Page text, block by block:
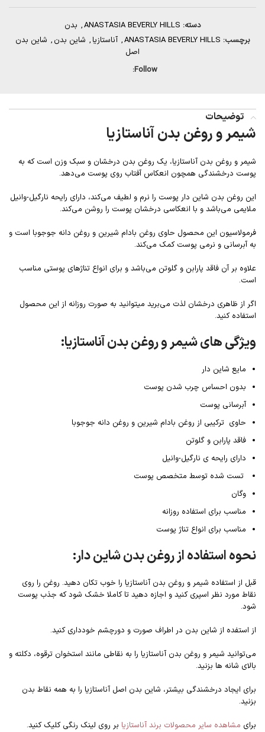
دسته: ANASTASIA BEVERLY HILLS
, بدن
برچسب: ANASTASIA BEVERLY HILLS
, آناستازیا , شاین بدن , شاین بدن
اصل
Follow:
توضیحات
شیمر و روغن بدن آناستازیا
شیمر و روغن بدن آناستازیا، یک روغن بدن درخشان و سبک وزن است که به
پوست درخشندگی همچون انعکاس آفتاب روی پوست می‌دهد.
این روغن بدن شاین دار پوست را نرم و لطیف می‌کند، دارای رایحه نارگیل-وانیل
ملایمی می‌باشد و با انعکاسی درخشان پوست را روشن می‌کند.
فرمولاسیون این محصول حاوی روغن بادام شیرین و روغن دانه جوجوبا است و
به آبرسانی و نرمی پوست کمک می‌کند.
علاوه بر آن فاقد پارابن و گلوتن می‌باشد و برای انواع تناژهای پوستی مناسب
است.
اگر از ظاهری درخشان لذت می‌برید میتوانید به صورت روزانه از این محصول
استفاده کنید.
ویژگی های شیمر و روغن بدن آناستازیا:
مایع شاین دار
بدون احساس چرب شدن پوست
آبرسانی پوست
حاوی ترکیبی از روغن بادام شیرین و روغن دانه جوجوبا
فاقد پارابن و گلوتن
دارای رایحه ی نارگیل-وانیل
تست شده توسط متخصص پوست
وگان
مناسب برای استفاده روزانه
مناسب برای انواع تناژ پوست
نحوه استفاده از روغن بدن شاین دار:
قبل از استفاده شیمر و روغن بدن آناستازیا را خوب تکان دهید. روغن را روی
نقاط مورد نظر اسپری کنید و اجازه دهید تا کاملا خشک شود که جذب پوست
شود.
از استفده از شاین بدن در اطراف صورت و دورچشم خودداری کنید.
می‌توانید شیمر و روغن بدن آناستازیا را به نقاطی مانند استخوان ترقوه، دکلته و
بالای شانه ها بزنید.
برای ایجاد درخشندگی بیشتر، شاین بدن اصل آناستازیا را به همه نقاط بدن
بزنید.
برای مشاهده سایر محصولات برند آناستازیا بر روی لینک رنگی کلیک کنید.